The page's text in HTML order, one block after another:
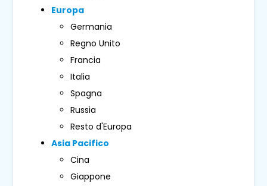
Europa
Germania
Regno Unito
Francia
Italia
Spagna
Russia
Resto d'Europa
Asia Pacifico
Cina
Giappone